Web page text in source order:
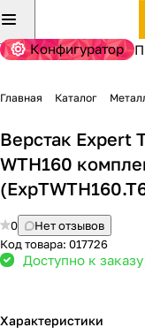
Конфигуратор
Главная Каталог
Верстак Expert
WTH160
0
Нет отзывов
Код товара: 017726
Доступно к заказу
Характеристики